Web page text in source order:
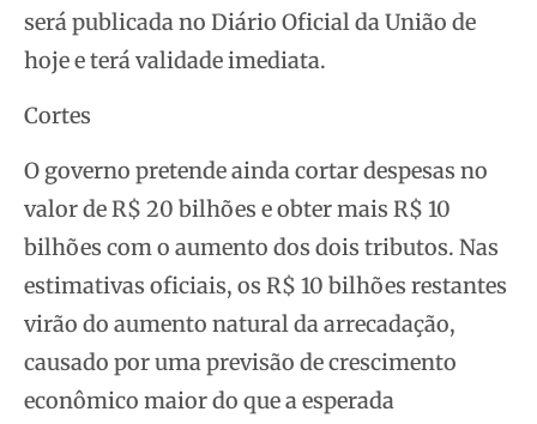
será publicada no Diário Oficial da União de
hoje e terá validade imediata.
Cortes
O governo pretende ainda cortar despesas no
valor de R$ 20 bilhões e obter mais R$ 10
bilhões com o aumento dos dois tributos. Nas
estimativas oficiais, os R$ 10 bilhões restantes
virão do aumento natural da arrecadação,
causado por uma previsão de crescimento
econômico maior do que a esperada